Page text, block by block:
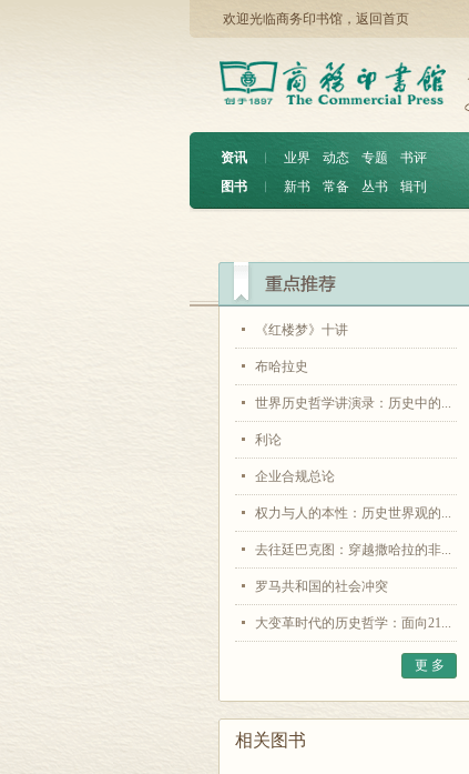
欢迎光临商务印书馆， 返回首页
资讯 ︱ 业界 动态 专题
书评
图书
︱ 新书 常备 丛书 辑刊
《红楼梦》十讲
布哈拉史
世界历史哲学讲演录：历史中的...
利论
企业合规总论
权力与人的本性：历史世界观的...
去往廷巴克图：穿越撒哈拉的非...
罗马共和国的社会冲突
大变革时代的历史哲学：面向21...
更 多
相关图书